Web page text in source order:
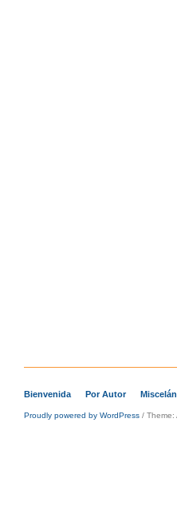
Bienvenida Por Autor
Proudly powered by WordPress / Theme: